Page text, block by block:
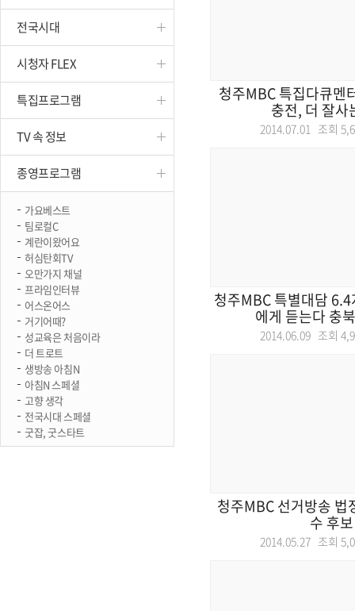
전국시대
시청자 FLEX
특집프로그램
TV 속 정보
종영프로그램
가요베스트
팀로컬C
계란이왔어요
허심탄회TV
오만가지 채널
프라임인터뷰
어스온어스
거기어때?
성교육은 처음이라
더 트로트
생방송 아침N
아침N 스페셜
고향 생각
전국시대 스페셜
굿잡, 굿스타트
청주MBC 특집다큐멘
충전, 더 잘사
2014.07.01 조회
청주MBC 특별대담
에게 듣는다 충
2014.06.09 조회
청주MBC 선거방송 법
수 후보
2014.05.27 조회